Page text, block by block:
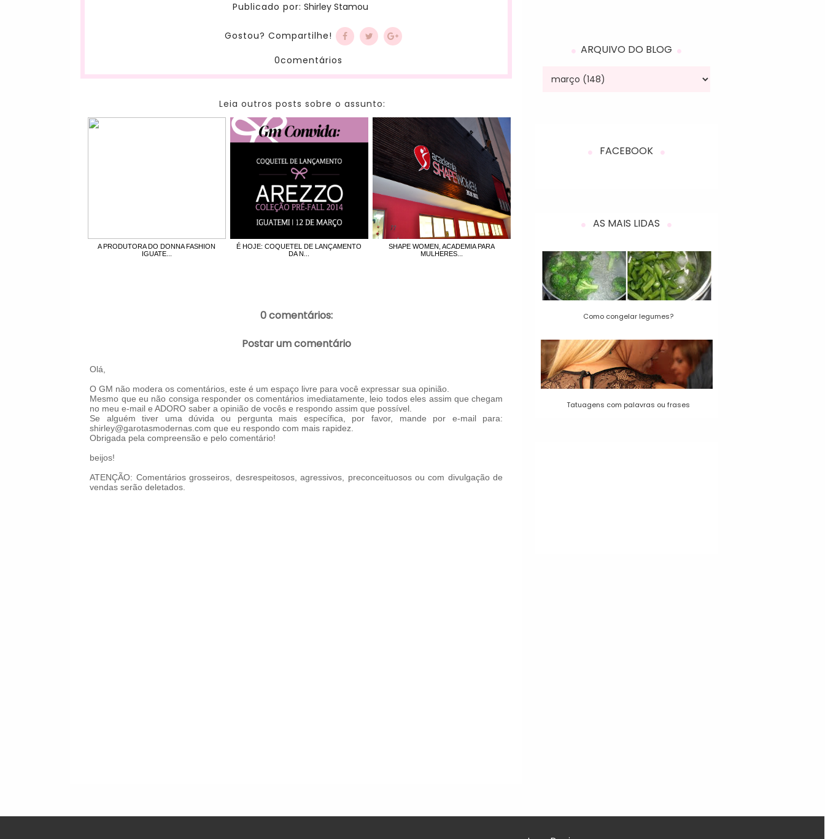
Publicado por: Shirley Stamou
Gostou? Compartilhe!
0comentários
Leia outros posts sobre o assunto:
A PRODUTORA DO DONNA FASHION
IGUATE...
É HOJE: COQUETEL DE LANÇAMENTO
DA N...
SHAPE WOMEN, ACADEMIA PARA
MULHERES...
0 comentários:
Postar um comentário
Olá,
O GM não modera os comentários, este é um espaço livre para você expressar sua opinião.
Mesmo que eu não consiga responder os comentários imediatamente, leio todos eles assim que chegam
no meu e-mail e ADORO saber a opinião de vocês e respondo assim que possível.
Se alguém tiver uma dúvida ou pergunta mais específica, por favor, mande por e-mail para:
shirley@garotasmodernas.com que eu respondo com mais rapidez.
Obrigada pela compreensão e pelo comentário!
beijos!
ATENÇÃO: Comentários grosseiros, desrespeitosos, agressivos, preconceituosos ou com divulgação de
vendas serão deletados.
ARQUIVO DO BLOG
FACEBOOK
AS MAIS LIDAS
Como congelar legumes?
Tatuagens com palavras ou frases